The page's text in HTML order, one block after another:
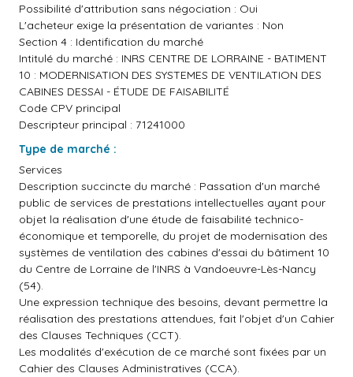
Possibilité d'attribution sans négociation : Oui
L'acheteur exige la présentation de variantes : Non
Section 4 : Identification du marché
Intitulé du marché : INRS CENTRE DE LORRAINE - BATIMENT
10 : MODERNISATION DES SYSTEMES DE VENTILATION DES
CABINES DESSAI - ÉTUDE DE FAISABILITÉ
Code CPV principal
Descripteur principal : 71241000
Type de marché :
Services
Description succincte du marché : Passation d'un marché
public de services de prestations intellectuelles ayant pour
objet la réalisation d'une étude de faisabilité technico-
économique et temporelle, du projet de modernisation des
systèmes de ventilation des cabines d'essai du bâtiment 10
du Centre de Lorraine de l'INRS à Vandoeuvre-Lès-Nancy
(54).
Une expression technique des besoins, devant permettre la
réalisation des prestations attendues, fait l'objet d'un Cahier
des Clauses Techniques (CCT).
Les modalités d'exécution de ce marché sont fixées par un
Cahier des Clauses Administratives (CCA).